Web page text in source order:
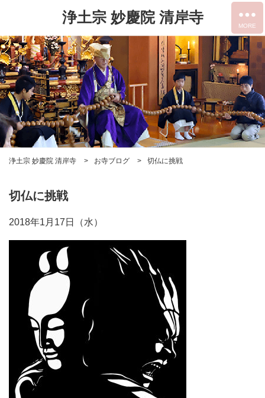
浄土宗 妙慶院 清岸寺
浄土宗 妙慶院 清岸寺 お寺ブログ 切仏に挑戦
切仏に挑戦
2018年1月17日（水）